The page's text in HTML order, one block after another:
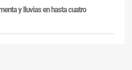
y lluvias en hasta cuatro